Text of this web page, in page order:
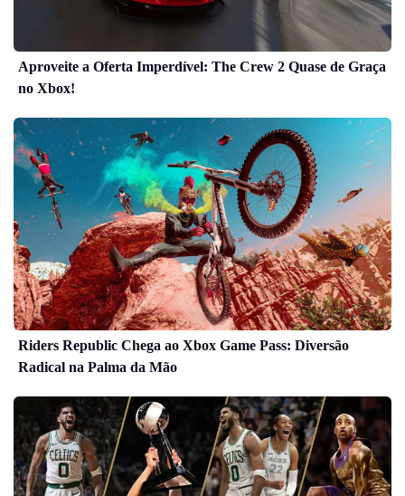
Aproveite a Oferta Imperdível: The Crew 2 Quase de Graça
no Xbox!
Riders Republic Chega ao Xbox Game Pass: Diversão
Radical na Palma da Mão